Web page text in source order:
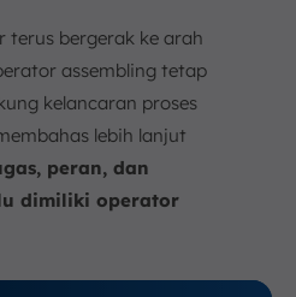
bergerak ke arah
assembling tetap
kelancaran proses
lebih lanjut
peran, dan
dimiliki operator